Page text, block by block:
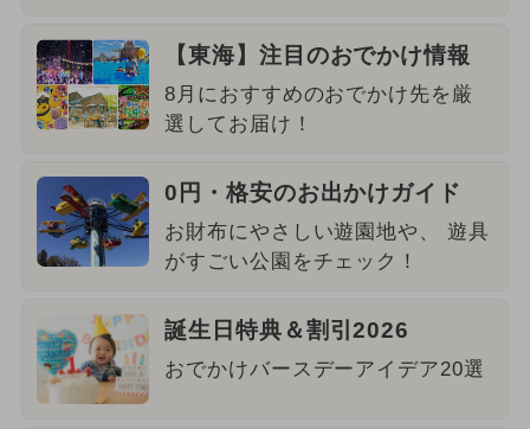
【東海】注目のおでかけ情報
8月におすすめのおでかけ先を厳
選してお届け！
0円・格安のお出かけガイド
お財布にやさしい遊園地や、 遊具
がすごい公園をチェック！
誕生日特典＆割引2026
おでかけバースデーアイデア20選